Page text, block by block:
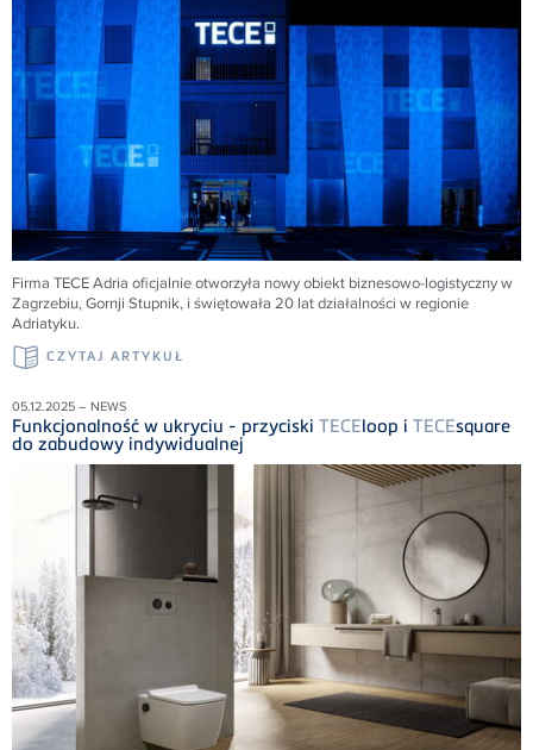
Firma TECEAdria oficjalnie otworzyła nowy obiekt biznesowo-logistyczny w
Zagrzebiu, Gornji Stupnik, i świętowała 20 lat działalności w regionie
Adriatyku.
CZYTAJ ARTYKUŁ
05.12.2025 – NEWS
Funkcjonalność w ukryciu - przyciski TECEloop i TECEsquare
do zabudowy indywidualnej